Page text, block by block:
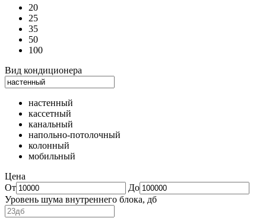
20
25
35
50
100
Вид кондиционера
настенный
кассетный
канальный
напольно-потолочный
колонный
мобильный
Цена
От
До
Уровень шума внутреннего блока, дб